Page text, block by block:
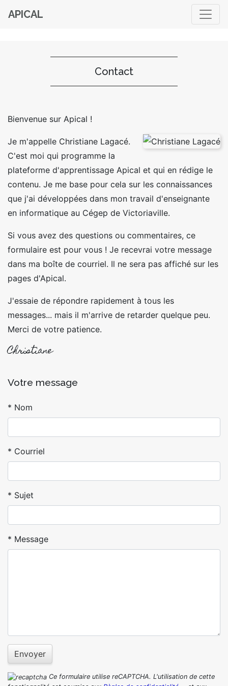
APICAL
Contact
Bienvenue sur Apical !
Je m'appelle Christiane Lagacé.
C'est moi qui programme la
plateforme d'apprentissage Apical et qui en rédige le
contenu. Je me base pour cela sur les connaissances
que j'ai développées dans mon travail d'enseignante
en informatique au Cégep de Victoriaville.
Si vous avez des questions ou commentaires, ce
formulaire est pour vous ! Je recevrai votre message
dans ma boîte de courriel. Il ne sera pas affiché sur les
pages d'Apical.
J'essaie de répondre rapidement à tous les
messages... mais il m'arrive de retarder quelque peu.
Merci de votre patience.
Christiane
Votre message
Nom
Courriel
Sujet
Message
Envoyer
Ce formulaire utilise reCAPTCHA. L'utilisation de cette